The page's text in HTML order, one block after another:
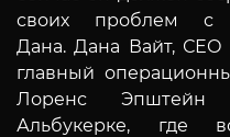
своих проблем с
Дана.Дана Вайт, СЕО
главный
Лоренс
Альбукерке, где